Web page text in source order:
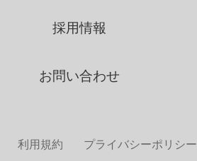
採用情報
お問い合わせ
利用規約 プライバシーポリシー